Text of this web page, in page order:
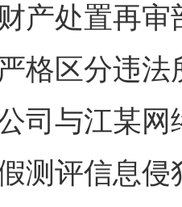
产处置再
格区分违
司与江某
测评信息